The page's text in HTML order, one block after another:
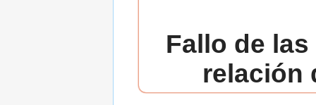
Fallo de
relación